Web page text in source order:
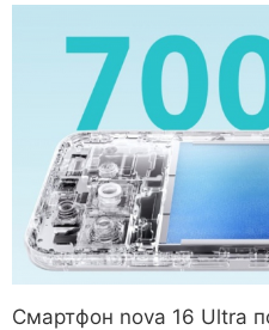
Смартфон nova 16 Ultra